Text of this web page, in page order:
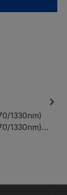
1330nm)
1330nm)…